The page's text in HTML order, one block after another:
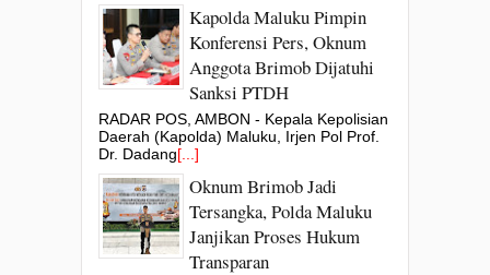
Kapolda Maluku Pimpin
Konferensi Pers, Oknum
Anggota Brimob Dijatuhi
Sanksi PTDH
RADAR POS, AMBON - Kepala Kepolisian
Daerah (Kapolda) Maluku, Irjen Pol Prof.
Dr. Dadang[...]
Oknum Brimob Jadi
Tersangka, Polda Maluku
Janjikan Proses Hukum
Transparan